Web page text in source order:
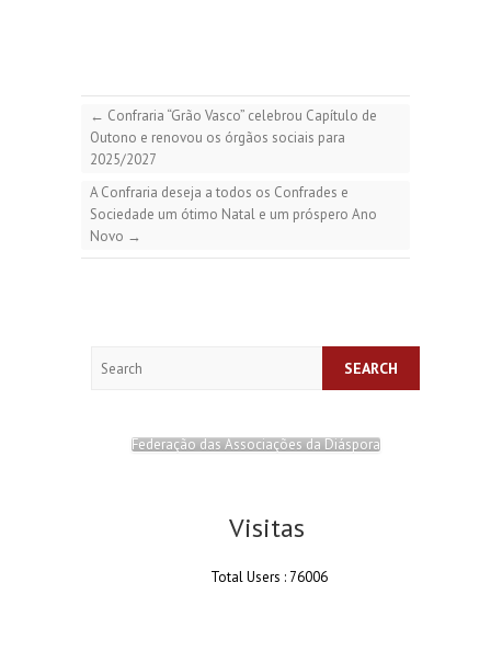
← Confraria “Grão Vasco” celebrou Capítulo de
Outono e renovou os órgãos sociais para
2025/2027
A Confraria deseja a todos os Confrades e
Sociedade um ótimo Natal e um próspero Ano
Novo →
Federação das Associações da Diáspora
Visitas
Total Users : 76006